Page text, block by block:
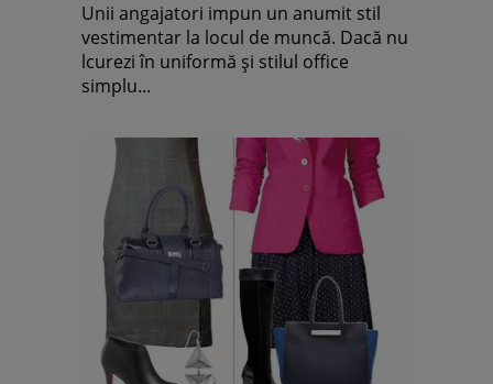
Unii angajatori impun un anumit stil
vestimentar la locul de muncă. Dacă nu
lcurezi în uniformă şi stilul office
simplu...